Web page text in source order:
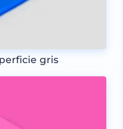
gris